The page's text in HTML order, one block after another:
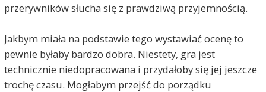
przerywników słucha się z prawdziwą przyjemnością.
Jakbym miała na podstawie tego wystawiać ocenę to
pewnie byłaby bardzo dobra. Niestety, gra jest
technicznie niedopracowana i przydałoby się jej jeszcze
trochę czasu. Mogłabym przejść do porządku